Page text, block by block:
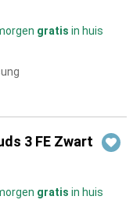
gratis in huis
3 FE Zwart
gratis in huis